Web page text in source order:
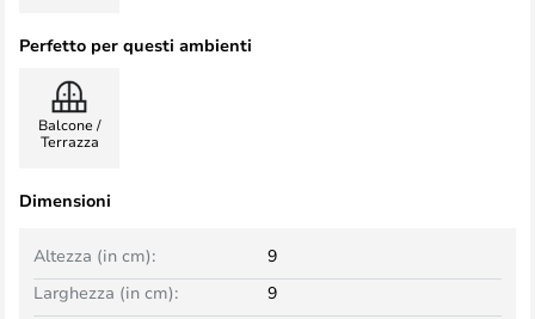
Perfetto per questi ambienti
Balcone /
Terrazza
Dimensioni
Larghezza (in cm): 9
Altezza (in cm): 9